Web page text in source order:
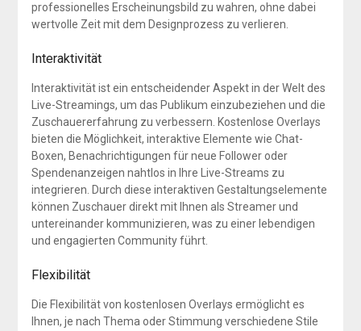
professionelles Erscheinungsbild zu wahren, ohne dabei
wertvolle Zeit mit dem Designprozess zu verlieren.
Interaktivität
Interaktivität ist ein entscheidender Aspekt in der Welt des
Live-Streamings, um das Publikum einzubeziehen und die
Zuschauererfahrung zu verbessern. Kostenlose Overlays
bieten die Möglichkeit, interaktive Elemente wie Chat-
Boxen, Benachrichtigungen für neue Follower oder
Spendenanzeigen nahtlos in Ihre Live-Streams zu
integrieren. Durch diese interaktiven Gestaltungselemente
können Zuschauer direkt mit Ihnen als Streamer und
untereinander kommunizieren, was zu einer lebendigen
und engagierten Community führt.
Flexibilität
Die Flexibilität von kostenlosen Overlays ermöglicht es
Ihnen, je nach Thema oder Stimmung verschiedene Stile